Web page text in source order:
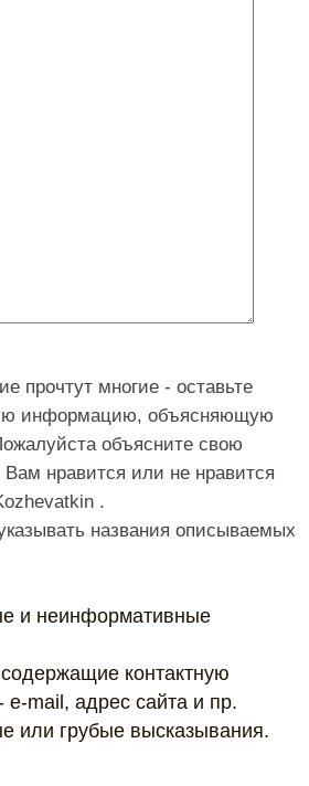
прочтут многие - оставьте
информацию, объясняющую
объясните свою
Вам нравится или не нравится
.
названия описываемых
и неинформативные
контактную
mail, адрес сайта и пр.
или грубые высказывания.